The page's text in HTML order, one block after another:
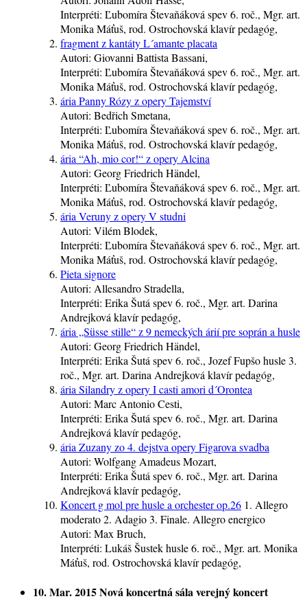
Interpréti: Ľubomíra Števaňáková spev6. roč., Mgr. art.
Monika Máťuš, rod. Ostrochovská klavírpedagóg,
fragment z kantáty L´amante placata
Autori: Giovanni Battista Bassani,
Interpréti: Ľubomíra Števaňáková spev6. roč., Mgr. art.
Monika Máťuš, rod. Ostrochovská klavírpedagóg,
ária Panny Rózy z opery Tajemství
Autori: Bedřich Smetana,
Interpréti: Ľubomíra Števaňáková spev6. roč., Mgr. art.
Monika Máťuš, rod. Ostrochovská klavírpedagóg,
ária “Ah, mio cor!“ z opery Alcina
Autori: Georg Friedrich Händel,
Interpréti: Ľubomíra Števaňáková spev6. roč., Mgr. art.
Monika Máťuš, rod. Ostrochovská klavírpedagóg,
ária Veruny z opery V studni
Autori: Vilém Blodek,
Interpréti: Ľubomíra Števaňáková spev6. roč., Mgr. art.
Monika Máťuš, rod. Ostrochovská klavírpedagóg,
Pieta signore
Autori: Allesandro Stradella,
Interpréti: Erika Šutá spev6. roč., Mgr. art. Darina
Andrejková klavírpedagóg,
ária „Süsse stille“ z 9 nemeckých árií pre soprán a husle
Autori: Georg Friedrich Händel,
Interpréti: Erika Šutá spev6. roč., Jozef Fupšohusle3.
roč., Mgr. art. Darina Andrejková klavírpedagóg,
ária Silandry z opery I casti amori d´Orontea
Autori: Marc Antonio Cesti,
Interpréti: Erika Šutá spev6. roč., Mgr. art. Darina
Andrejková klavírpedagóg,
ária Zuzany zo 4. dejstva opery Figarova svadba
Autori: Wolfgang Amadeus Mozart,
Interpréti: Erika Šutá spev6. roč., Mgr. art. Darina
Andrejková klavírpedagóg,
Koncert g mol pre husle a orchester op.26 1. Allegro
moderato 2. Adagio 3. Finale. Allegro energico
Autori: Max Bruch,
Interpréti: Lukáš Šustekhusle6. roč., Mgr. art. Monika
Máťuš, rod. Ostrochovská klavírpedagóg,
10. Mar. 2015Nová koncertná sálaverejný koncert